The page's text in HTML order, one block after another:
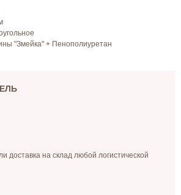
"Змейка" + Пенополиуретан
доставка на склад любой логистической